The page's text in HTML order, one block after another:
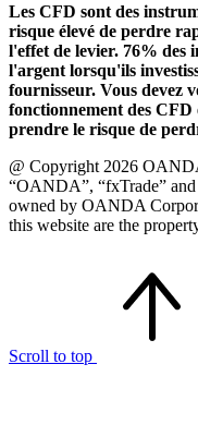
Les CFD sont des
risque élevé de perdre
l'effet de levier. 76% des
l'argent lorsqu'ils
fournisseur. Vous devez
fonctionnement des CFD
prendre le risque de
@ Copyright 2026
“OANDA”, “fxTrade”
owned by OANDA
this website are the
Scroll to top